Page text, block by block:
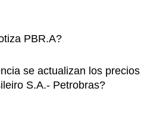
PBR.A?
se actualizan los precios
S.A.- Petrobras?